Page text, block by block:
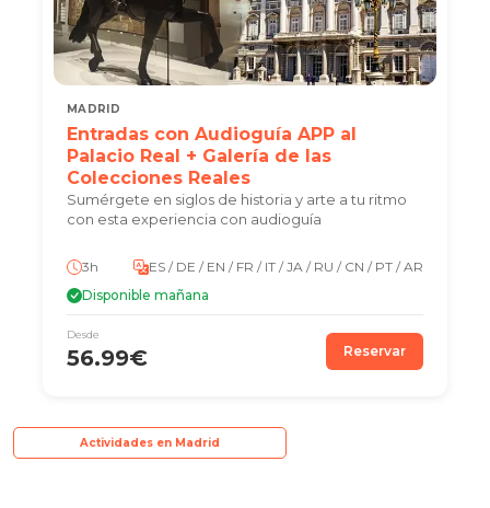
MADRID
Entradas con Audioguía APP al
Palacio Real + Galería de las
Colecciones Reales
Sumérgete en siglos de historia y arte a tu ritmo
con esta experiencia con audioguía
3h
ES / DE / EN / FR / IT / JA / RU / CN / PT / AR
Disponible mañana
Desde
56.99€ Reservar
Actividades en Madrid